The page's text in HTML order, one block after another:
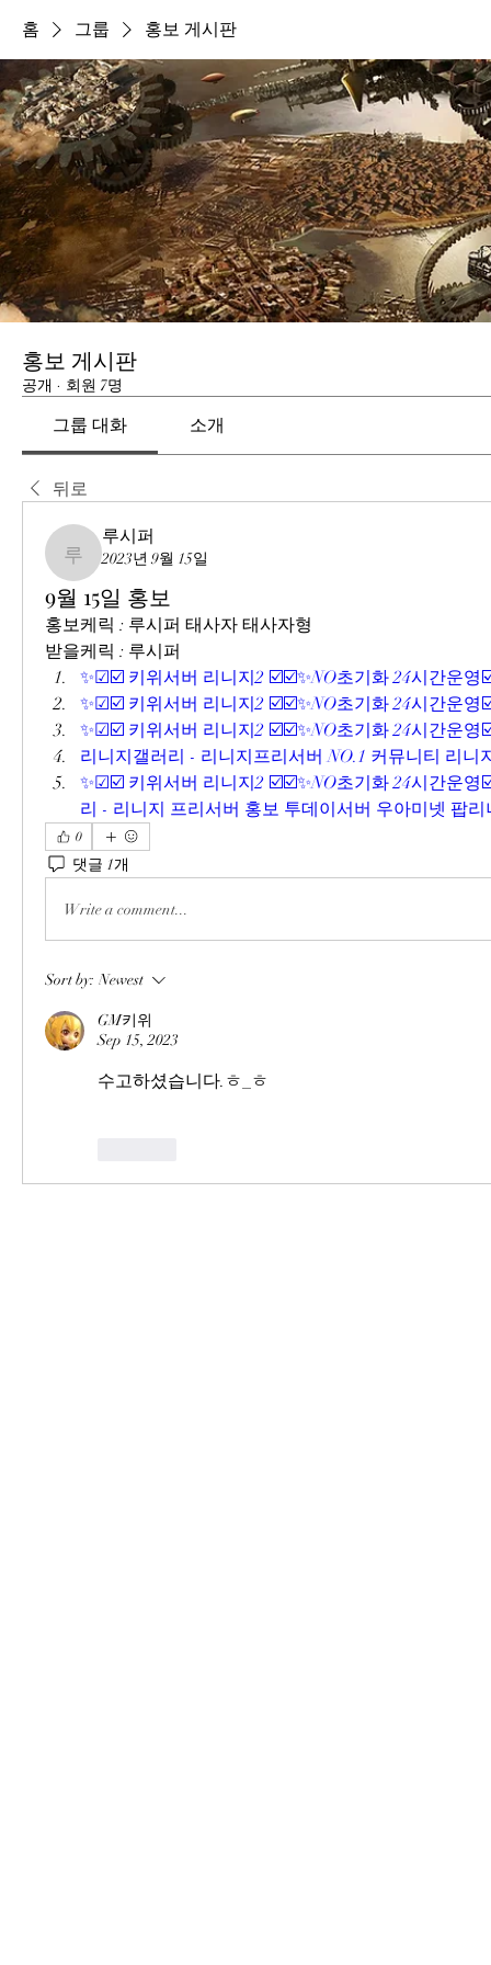
홈 그룹 홍보 게시판
홍보 게시판
공개 · 회원 7명
그룹 대화 소개
뒤로
루시퍼
루시퍼
2023년 9월 15일
9월 15일 홍보
홍보케릭 : 루시퍼 태사자 태사자형
받을케릭 : 루시퍼
✨☑☑️ 키위서버 리니지2 ☑️☑️✨NO초기화 24시간운영
✨☑☑️ 키위서버 리니지2 ☑️☑️✨NO초기화 24시간운영
✨☑☑️ 키위서버 리니지2 ☑️☑️✨NO초기화 24시간운영
리니지갤러리 - 리니지프리서버 NO.1 커뮤니티 리니
✨☑☑️ 키위서버 리니지2 ☑️☑️✨NO초기화 24시간운영
리 - 리니지 프리서버 홍보 투데이서버 우아미넷 팝리
0
댓글 1개
Write a comment...
Sort by: Newest
GM키위
Sep 15, 2023
수고하셨습니다.ㅎ_ㅎ